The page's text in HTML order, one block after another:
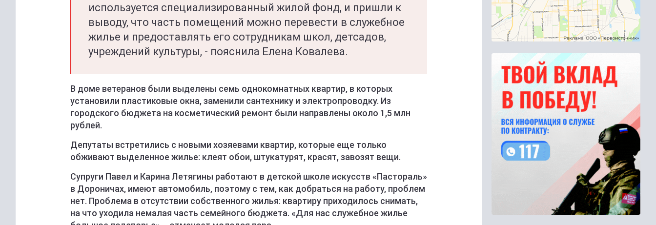
используется специализированный жилой фонд, и пришли к
выводу, что часть помещений можно перевести в служебное
жилье и предоставлять его сотрудникам школ, детсадов,
учреждений культуры, - пояснила Елена Ковалева.
В доме ветеранов были выделены семь однокомнатных квартир, в которых
установили пластиковые окна, заменили сантехнику и электропроводку. Из
городского бюджета на косметический ремонт были направлены около 1,5 млн
рублей.
Депутаты встретились с новыми хозяевами квартир, которые еще только
обживают выделенное жилье: клеят обои, штукатурят, красят, завозят вещи.
Супруги Павел и Карина Летягины работают в детской школе искусств «Пастораль»
в Дороничах, имеют автомобиль, поэтому с тем, как добраться на работу, проблем
нет. Проблема в отсутствии собственного жилья: квартиру приходилось снимать,
на что уходила немалая часть семейного бюджета. «Для нас служебное жилье